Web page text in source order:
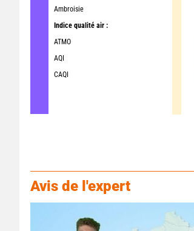
Ambroisie
Indice qualité air :
ATMO
AQI
CAQI
Avis de l'expert